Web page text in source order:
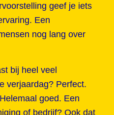
geef je iets
Een
nog lang over
bij heel veel
verjaardag? Perfect.
goed. Een
of bedrijf? Ook dat